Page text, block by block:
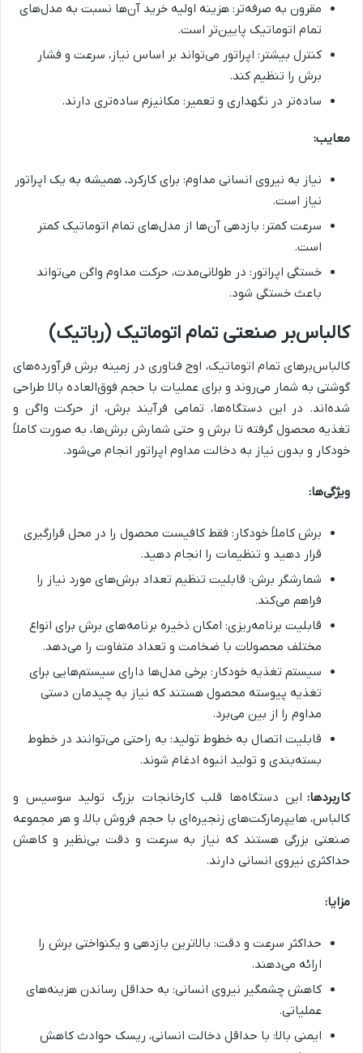
مقرون به صرفه‌تر: هزینه اولیه خرید آن‌ها نسبت به مدل‌های
تمام اتوماتیک پایین‌تر است.
کنترل بیشتر: اپراتور می‌تواند بر اساس نیاز، سرعت و فشار
برش را تنظیم کند.
ساده‌تر در نگهداری و تعمیر: مکانیزم ساده‌تری دارند.
معایب:
نیاز به نیروی انسانی مداوم: برای کارکرد، همیشه به یک اپراتور
نیاز است.
سرعت کمتر: بازدهی آن‌ها از مدل‌های تمام اتوماتیک کمتر
است.
خستگی اپراتور: در طولانی‌مدت، حرکت مداوم واگن می‌تواند
باعث خستگی شود.
کالباس‌بر صنعتی تمام اتوماتیک (رباتیک)
کالباس‌برهای تمام اتوماتیک، اوج فناوری در زمینه برش فرآورده‌های
گوشتی به شمار می‌روند و برای عملیات با حجم فوق‌العاده بالا طراحی
شده‌اند. در این دستگاه‌ها، تمامی فرآیند برش، از حرکت واگن و
تغذیه محصول گرفته تا برش و حتی شمارش برش‌ها، به صورت کاملاً
خودکار و بدون نیاز به دخالت مداوم اپراتور انجام می‌شود.
ویژگی‌ها:
برش کاملاً خودکار: فقط کافیست محصول را در محل قرارگیری
قرار دهید و تنظیمات را انجام دهید.
شمارشگر برش: قابلیت تنظیم تعداد برش‌های مورد نیاز را
فراهم می‌کند.
قابلیت برنامه‌ریزی: امکان ذخیره برنامه‌های برش برای انواع
مختلف محصولات با ضخامت و تعداد متفاوت را می‌دهد.
سیستم تغذیه خودکار: برخی مدل‌ها دارای سیستم‌هایی برای
تغذیه پیوسته محصول هستند که نیاز به چیدمان دستی
مداوم را از بین می‌برد.
قابلیت اتصال به خطوط تولید: به راحتی می‌توانند در خطوط
بسته‌بندی و تولید انبوه ادغام شوند.
کاربردها: این دستگاه‌ها قلب کارخانجات بزرگ تولید سوسیس و
کالباس، هایپرمارکت‌های زنجیره‌ای با حجم فروش بالا، و هر مجموعه
صنعتی بزرگی هستند که نیاز به سرعت و دقت بی‌نظیر و کاهش
حداکثری نیروی انسانی دارند.
مزایا:
حداکثر سرعت و دقت: بالاترین بازدهی و یکنواختی برش را
ارائه می‌دهند.
کاهش چشمگیر نیروی انسانی: به حداقل رساندن هزینه‌های
عملیاتی.
ایمنی بالا: با حداقل دخالت انسانی، ریسک حوادث کاهش